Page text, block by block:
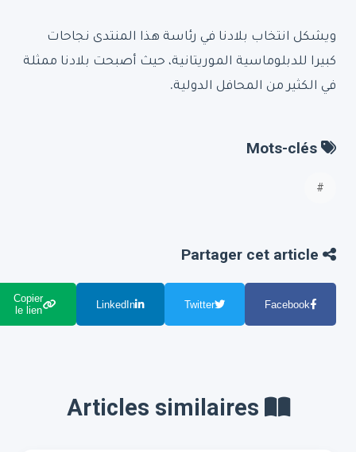
ويشكل انتخاب بلادنا في رئاسة هذا المنتدى نجاحات
كبيرا للدبلوماسية الموريتانية، حيث أصبحت بلادنا ممثلة
في الكثير من المحافل الدولية.
Mots-clés
#
Partager cet article
Facebook
Twitter
LinkedIn
Copier
le lien
Articles similaires